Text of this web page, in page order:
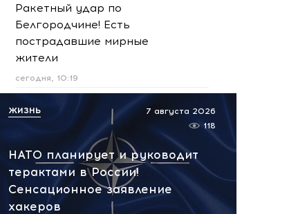
Ракетный удар по
Белгородчине! Есть
пострадавшие мирные
жители
сегодня, 10:19
Срочно! В Геленджике и
Новороссийске громко -
работает ПВО:
рекомендуется уйти с
пляжей
сегодня, 10:13
НАТО планирует и руководит
терактами в России!
Сенсационное заявление
хакеров
7 августа 2026
118
ЖИЗНЬ